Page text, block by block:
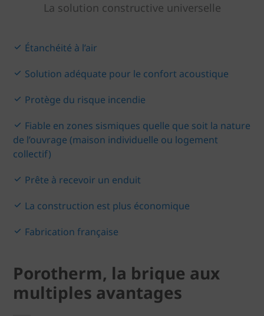
La solution constructive universelle
Étanchéité à l’air
Solution adéquate pour le confort acoustique
Protège du risque incendie
Fiable en zones sismiques quelle que soit la nature
de l’ouvrage (maison individuelle ou logement
collectif)
Prête à recevoir un enduit
La construction est plus économique
Fabrication française
Porotherm, la brique aux
multiples avantages